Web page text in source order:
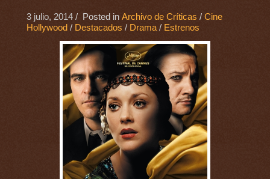
3 julio, 2014/ Posted in Archivo de Críticas / Cine
Hollywood / Destacados / Drama/ Estrenos